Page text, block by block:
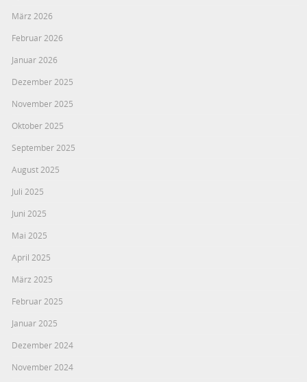
März 2026
Februar 2026
Januar 2026
Dezember 2025
November 2025
Oktober 2025
September 2025
August 2025
Juli 2025
Juni 2025
Mai 2025
April 2025
März 2025
Februar 2025
Januar 2025
Dezember 2024
November 2024